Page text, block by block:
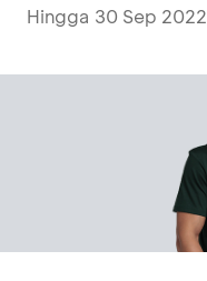
Hingga 30 Sep 2022